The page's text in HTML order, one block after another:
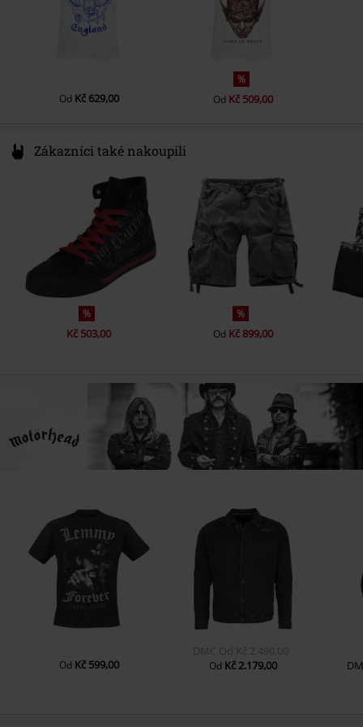
Od Kč 629,00
%
Od Kč 509,00
Zákazníci také nakoupili
%
Kč 503,00
%
Od Kč 899,00
Od Kč 599,00
DMC Od Kč 2.490,00
Od Kč 2.179,00